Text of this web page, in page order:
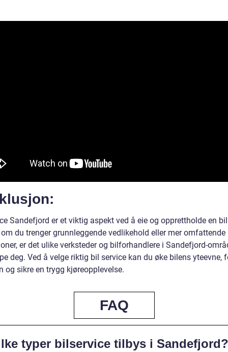
Sandefjord er et viktig aspekt ved å eie og opprettholde en
du trenger grunnleggende vedlikehold eller mer omfattende
er det ulike verksteder og bilforhandlere i Sandefjord-
deg. Ved å velge riktig bil service kan du øke bilens yteevne,
og sikre en trygg kjøreopplevelse.
FAQ
typer bilservice tilbys i Sandefjord?